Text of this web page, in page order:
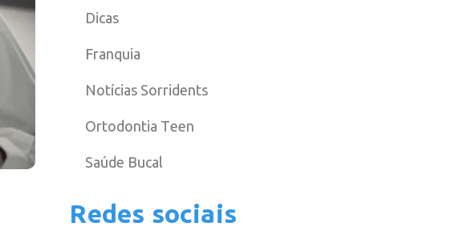
Dicas
Franquia
Notícias Sorridents
Ortodontia Teen
Saúde Bucal
Redes sociais